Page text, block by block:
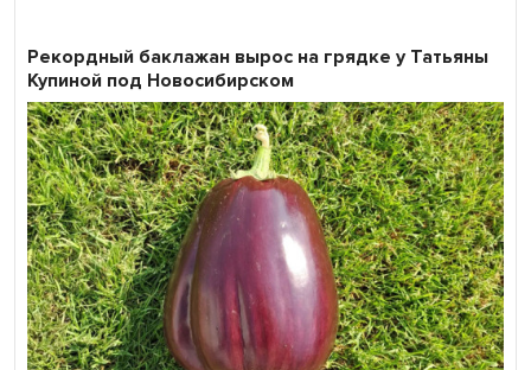
Рекордный баклажан вырос на грядке у Татьяны
Купиной под Новосибирском